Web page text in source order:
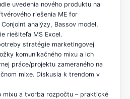
uvedenia nového produktu na
riešenia ME for
analýzy, Bassov model,
riešiteľa MS Excel.
stratégie marketingovej
komunikačného mixu a ich
práce/projektu zameraného na
mixe. Diskusia k trendom v
mixu a tvorba rozpočtu – praktické